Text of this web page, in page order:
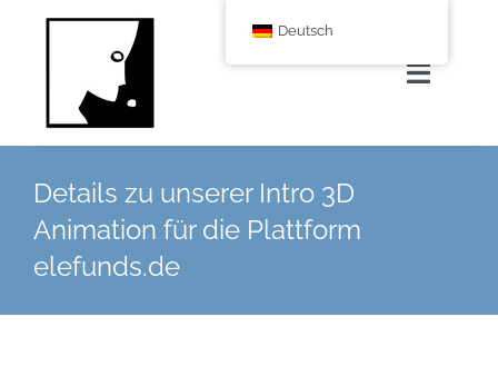
Über uns
Details zu unserer Intro 3D
Animation für die Plattform
elefunds.de
Deutsch